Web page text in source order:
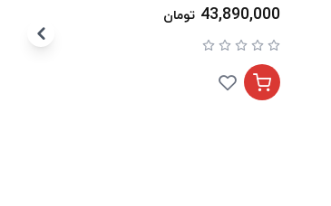
43,890,000 تومان